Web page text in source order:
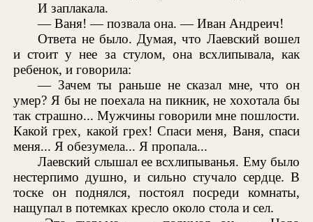
И заплакала.
— Ваня! — позвала она. — Иван Андреич!
Ответа не было. Думая, что Лаевский вошел
и стоит у нее за стулом, она всхлипывала, как
ребенок, и говорила:
— Зачем ты раньше не сказал мне, что он
умер? Я бы не поехала на пикник, не хохотала бы
так страшно... Мужчины говорили мне пошлости.
Какой грех, какой грех! Спаси меня, Ваня, спаси
меня... Я обезумела... Я пропала...
Лаевский слышал ее всхлипыванья. Ему было
нестерпимо душно, и сильно стучало сердце. В
тоске он поднялся, постоял посреди комнаты,
нащупал в потемках кресло около стола и сел.